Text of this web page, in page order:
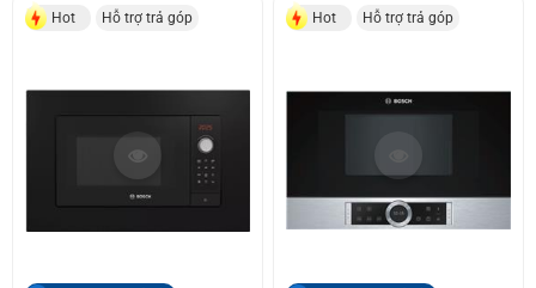
Hot Hỗ trợ trả góp Hot Hỗ trợ trả góp